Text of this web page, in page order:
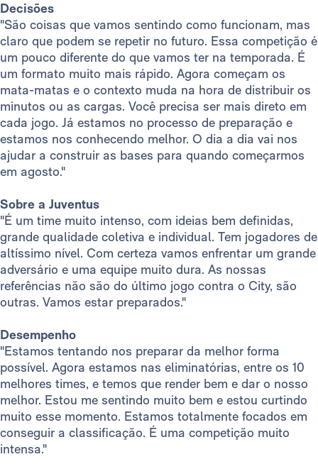
Decisões
"São coisas que vamos sentindo como funcionam, mas
claro que podem se repetir no futuro. Essa competição é
um pouco diferente do que vamos ter na temporada. É
um formato muito mais rápido. Agora começam os
mata-matas e o contexto muda na hora de distribuir os
minutos ou as cargas. Você precisa ser mais direto em
cada jogo. Já estamos no processo de preparação e
estamos nos conhecendo melhor. O dia a dia vai nos
ajudar a construir as bases para quando começarmos
em agosto."
Sobre a Juventus
"É um time muito intenso, com ideias bem definidas,
grande qualidade coletiva e individual. Tem jogadores de
altíssimo nível. Com certeza vamos enfrentar um grande
adversário e uma equipe muito dura. As nossas
referências não são do último jogo contra o City, são
outras. Vamos estar preparados."
Desempenho
"Estamos tentando nos preparar da melhor forma
possível. Agora estamos nas eliminatórias, entre os 10
melhores times, e temos que render bem e dar o nosso
melhor. Estou me sentindo muito bem e estou curtindo
muito esse momento. Estamos totalmente focados em
conseguir a classificação. É uma competição muito
intensa."